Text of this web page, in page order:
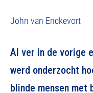
John van Enckevort
Al ver in de vorige
werd onderzocht
blinde mensen met